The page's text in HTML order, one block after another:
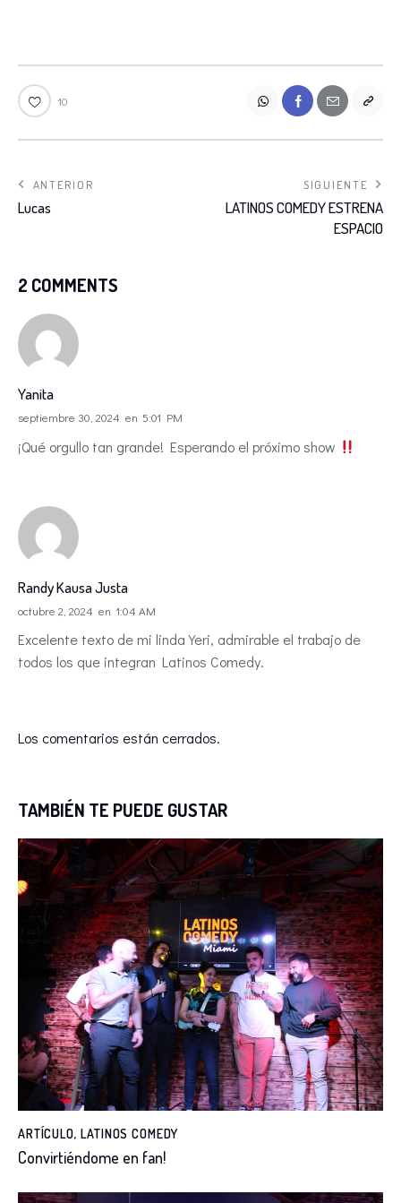
10
ANTERIOR
Lucas
SIGUIENTE
LATINOS COMEDY ESTRENA
ESPACIO
2 COMMENTS
Yanita
septiembre 30, 2024 en 5:01 PM
¡Qué orgullo tan grande! Esperando el próximo show
Randy Kausa Justa
octubre 2, 2024 en 1:04 AM
Excelente texto de mi linda Yeri, admirable el trabajo de
todos los que integran Latinos Comedy.
Los comentarios están cerrados.
TAMBIÉN TE PUEDE GUSTAR
ARTÍCULO,LATINOS COMEDY
Convirtiéndome en fan!